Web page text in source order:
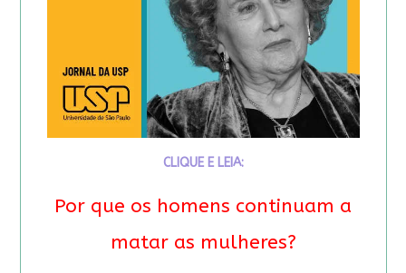
CLIQUE E LEIA:
Por que os homens continuam a
matar as mulheres?